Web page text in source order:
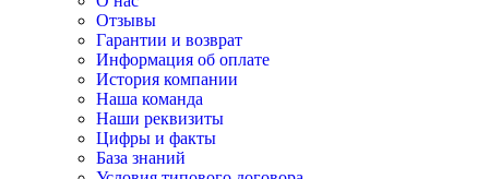
Отзывы
Гарантии и возврат
Информация об оплате
История компании
Наша команда
Наши реквизиты
Цифры и факты
База знаний